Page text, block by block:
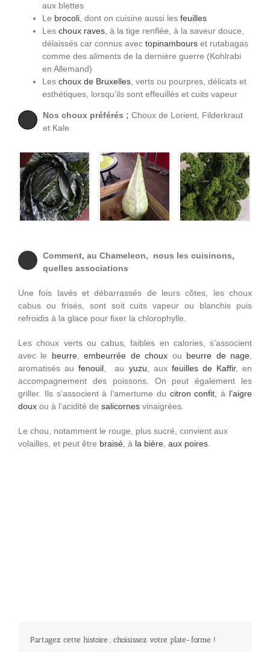
aux blettes
Le brocoli, dont on cuisine aussi les feuilles
Les choux raves, à la tige renflée, à la saveur douce,
délaissés car connus avec topinambours et rutabagas
comme des aliments de la dernière guerre (Kohlrabi
en Allemand)
Les choux de Bruxelles, verts ou pourpres, délicats et
esthétiques, lorsqu’ils sont effeuillés et cuits vapeur
Nos choux préférés ; Choux de Lorient, Filderkraut
et Kale
Comment, au Chameleon, nous les cuisinons,
quelles associations
Une fois lavés et débarrassés de leurs côtes, les choux
cabus ou frisés, sont soit cuits vapeur ou blanchis puis
refroidis à la glace pour fixer la chlorophylle.
Les choux verts ou cabus, faibles en calories, s’associent
avec le beurre,embeurrée de choux ou beurre de nage,
aromatisés aufenouil, au yuzu, aux feuilles de Kaffir, en
accompagnement des poissons. On peut également les
griller. Ils s’associent à l’amertume du citron confit, à l’aigre
doux ou à l’acidité de salicornes vinaigrées.
Le chou, notamment le rouge, plus sucré, convient aux
volailles, et peut être braisé, à la bière, aux poires.
Partagez cette histoire , choisissez votre plate-forme !